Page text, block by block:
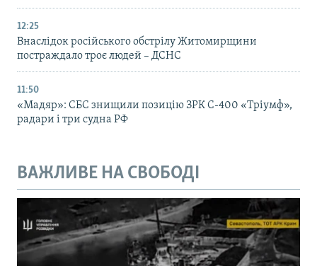
12:25
Внаслідок російського обстрілу Житомирщини
постраждало троє людей – ДСНС
11:50
«Мадяр»: СБС знищили позицію ЗРК С-400 «Тріумф»,
радари і три судна РФ
ВАЖЛИВЕ НА СВОБОДІ